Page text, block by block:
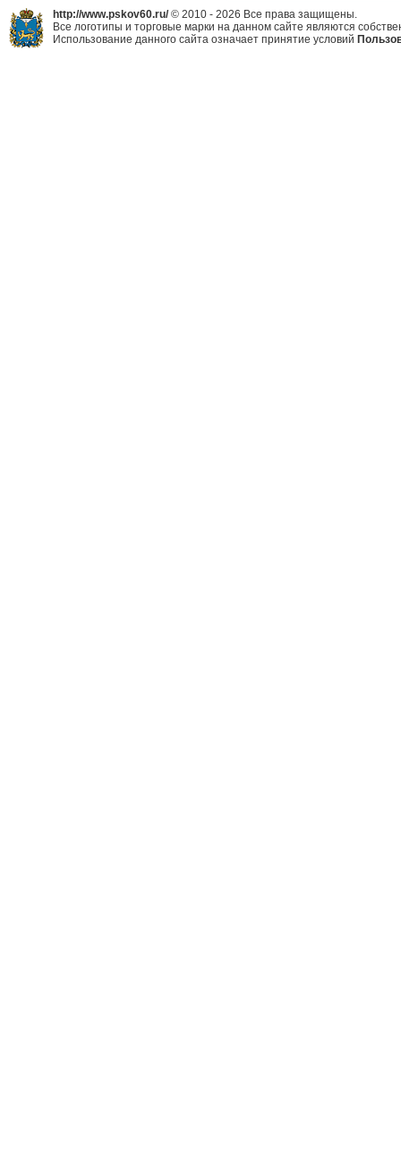
http://www.pskov60.ru/© 2010 - 2026 Все права защищены.
Все логотипы и торговые марки на данном сайте являются
Использование данного сайта означает принятие условий